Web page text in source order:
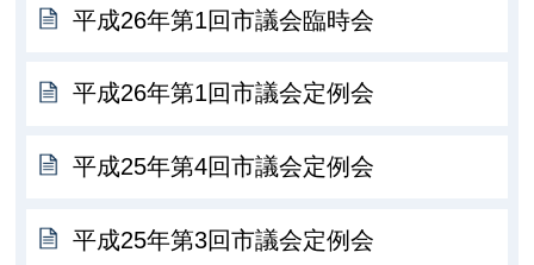
平成26年第1回市議会臨時会
平成26年第1回市議会定例会
平成25年第4回市議会定例会
平成25年第3回市議会定例会